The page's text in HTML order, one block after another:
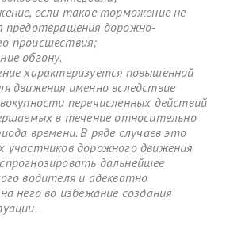
если такое торможение не
предотвращения дорожно-
происшествия;
обгону.
характеризуется повышенной
движения именно вследствие
перечисленных действий
в течение относительно
времени. В ряде случаев это
участников дорожного движения
дальнейшее
водителя и адекватно
него во избежание создания